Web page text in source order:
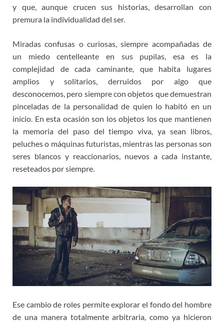
y que, aunque crucen sus historias, desarrollan con
premura la individualidad del ser.
Miradas confusas o curiosas, siempre acompañadas de
un miedo centelleante en sus pupilas, esa es la
complejidad de cada caminante, que habita lugares
amplios y solitarios, derruidos por algo que
desconocemos, pero siempre con objetos que demuestran
pinceladas de la personalidad de quien lo habitó en un
inicio. En esta ocasión son los objetos los que mantienen
la memoria del paso del tiempo viva, ya sean libros,
peluches o máquinas futuristas, mientras las personas son
seres blancos y reaccionarios, nuevos a cada instante,
reseteados por siempre.
Ese cambio de roles permite explorar el fondo del hombre
de una manera totalmente arbitraria, como ya hicieron